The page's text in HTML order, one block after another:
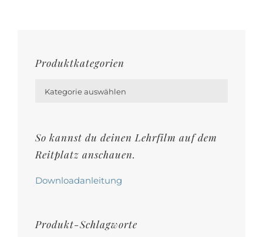
können
gewählt
werden
Produktkategorien
Kategorie auswählen
So kannst du deinen Lehrfilm auf dem
Reitplatz anschauen.
Downloadanleitung
Produkt-Schlagworte